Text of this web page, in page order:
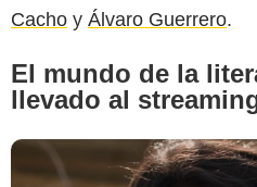
Cacho y Álvaro Guerrero.
El mundo de la
llevado al